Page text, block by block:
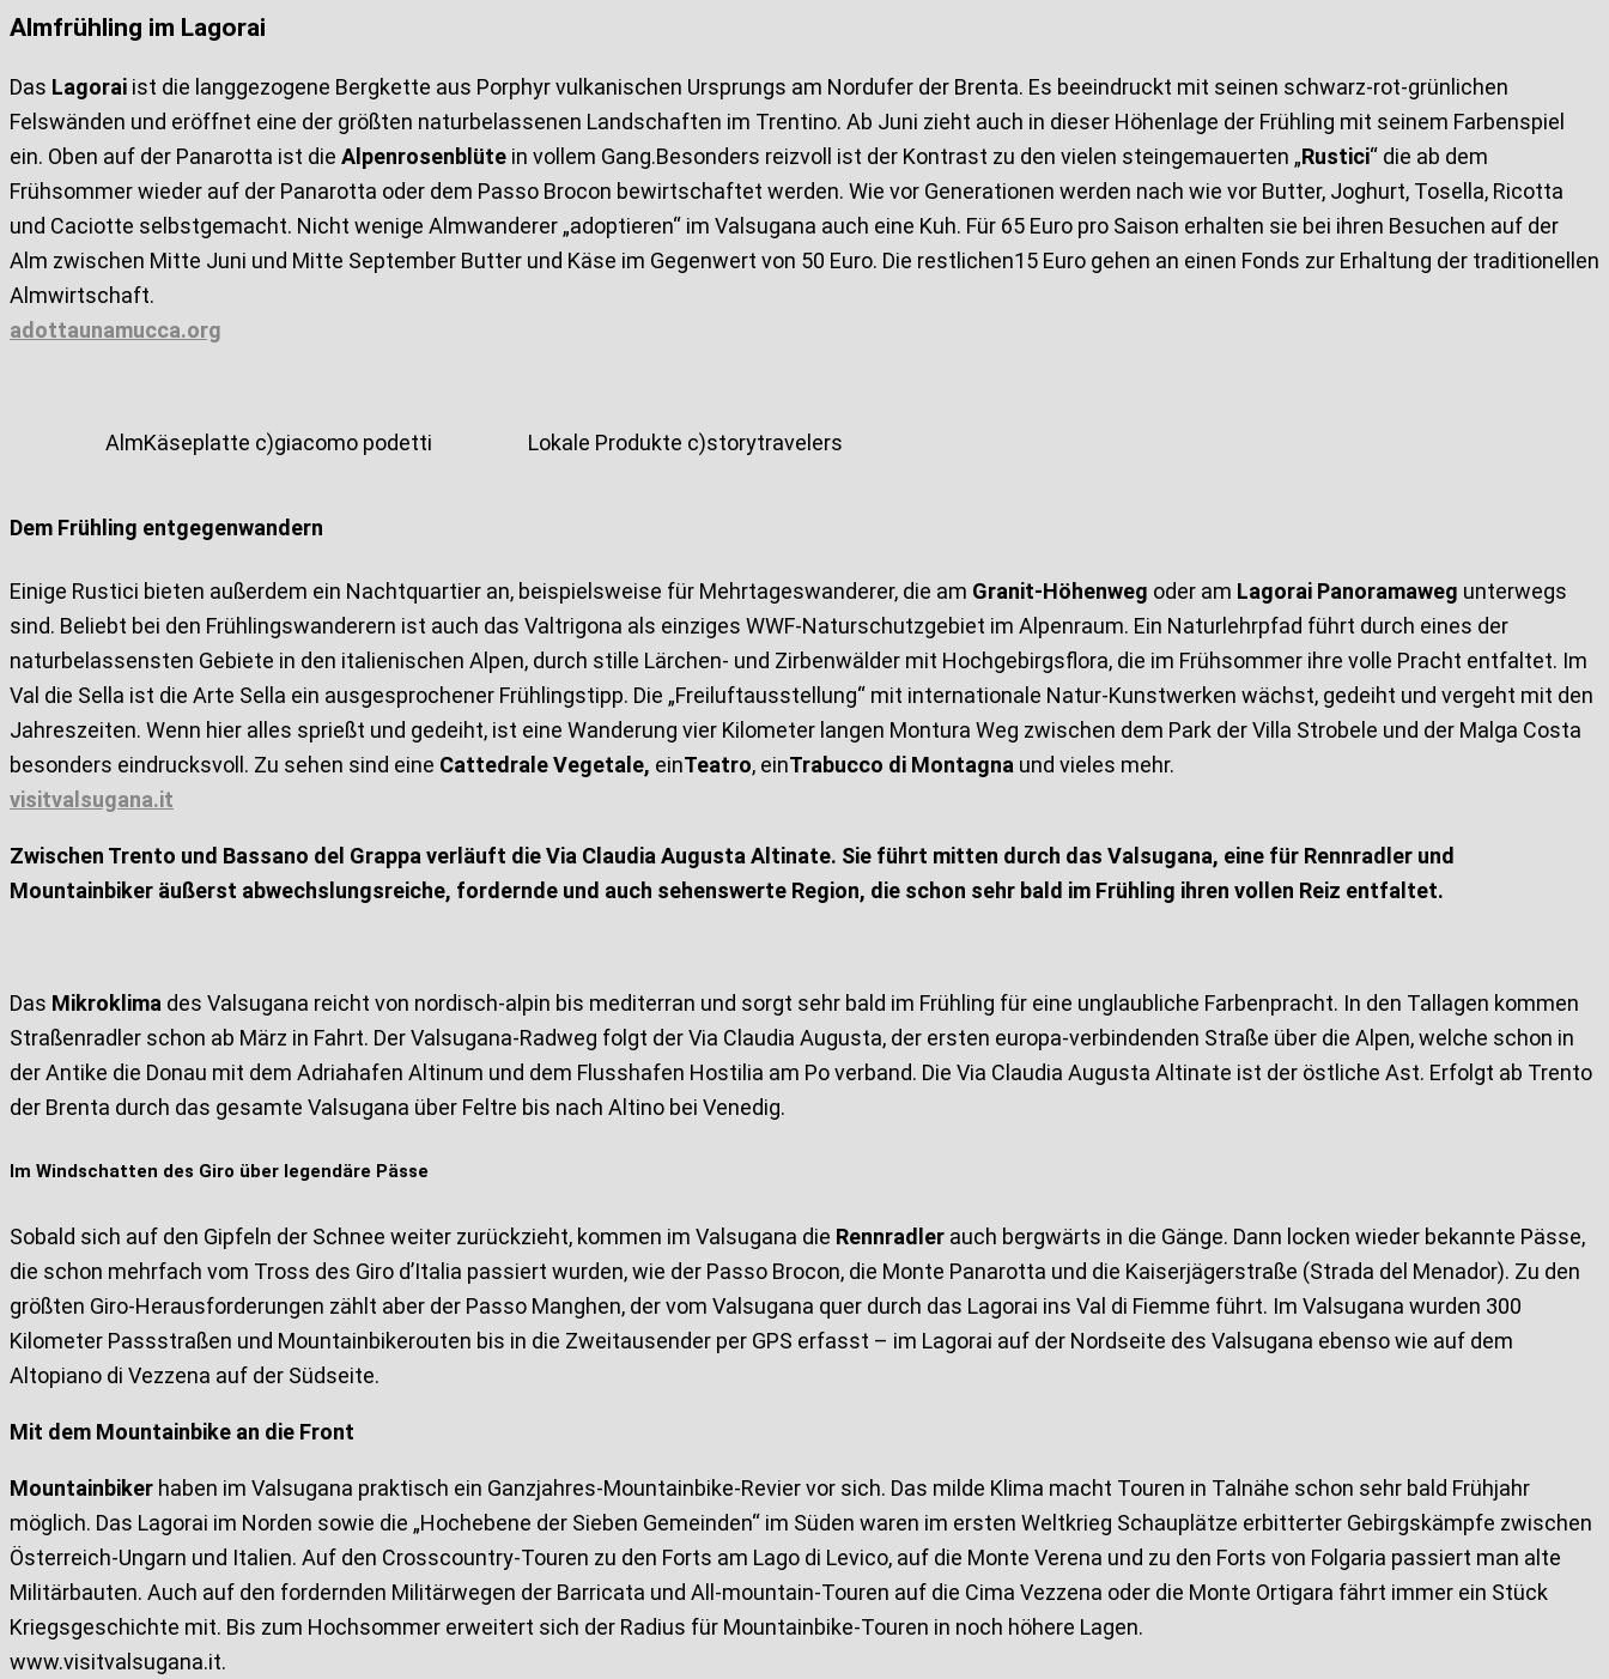
Almfrühling im Lagorai
Das Lagorai ist die langgezogene Bergkette aus Porphyr vulkanischen Ursprungs am Nordufer der Brenta. Es beeindruckt mit seinen schwarz-rot-grünlichen
Felswänden und eröffnet eine der größten naturbelassenen Landschaften im Trentino. Ab Juni zieht auch in dieser Höhenlage der Frühling mit seinem Farbenspiel
ein. Oben auf der Panarotta ist die Alpenrosenblüte in vollem Gang.Besonders reizvoll ist der Kontrast zu den vielen steingemauerten „Rustici“ die ab dem
Frühsommer wieder auf der Panarotta oder dem Passo Brocon bewirtschaftet werden. Wie vor Generationen werden nach wie vor Butter, Joghurt, Tosella, Ricotta
und Caciotte selbstgemacht. Nicht wenige Almwanderer „adoptieren“ im Valsugana auch eine Kuh. Für 65 Euro pro Saison erhalten sie bei ihren Besuchen auf der
Alm zwischen Mitte Juni und Mitte September Butter und Käse im Gegenwert von 50 Euro. Die restlichen15 Euro gehen an einen Fonds zur Erhaltung der traditionellen
Almwirtschaft.
adottaunamucca.org
AlmKäseplatte c)giacomo podetti Lokale Produkte c)storytravelers
Dem Frühling entgegenwandern
Einige Rustici bieten außerdem ein Nachtquartier an, beispielsweise für Mehrtageswanderer, die am Granit-Höhenweg oder am Lagorai Panoramaweg unterwegs
sind. Beliebt bei den Frühlingswanderern ist auch das Valtrigona als einziges WWF-Naturschutzgebiet im Alpenraum. Ein Naturlehrpfad führt durch eines der
naturbelassensten Gebiete in den italienischen Alpen, durch stille Lärchen- und Zirbenwälder mit Hochgebirgsflora, die im Frühsommer ihre volle Pracht entfaltet. Im
Val die Sella ist die Arte Sella ein ausgesprochener Frühlingstipp. Die „Freiluftausstellung“ mit internationale Natur-Kunstwerken wächst, gedeiht und vergeht mit den
Jahreszeiten. Wenn hier alles sprießt und gedeiht, ist eine Wanderung vier Kilometer langen Montura Weg zwischen dem Park der Villa Strobele und der Malga Costa
besonders eindrucksvoll. Zu sehen sind eine Cattedrale Vegetale, einTeatro, einTrabucco di Montagna und vieles mehr.
visitvalsugana.it
Zwischen Trento und Bassano del Grappa verläuft die Via Claudia Augusta Altinate. Sie führt mitten durch das Valsugana, eine für Rennradler und
Mountainbiker äußerst abwechslungsreiche, fordernde und auch sehenswerte Region, die schon sehr bald im Frühling ihren vollen Reiz entfaltet.
Das Mikroklima des Valsugana reicht von nordisch-alpin bis mediterran und sorgt sehr bald im Frühling für eine unglaubliche Farbenpracht. In den Tallagen kommen
Straßenradler schon ab März in Fahrt. Der Valsugana-Radweg folgt der Via Claudia Augusta, der ersten europa-verbindenden Straße über die Alpen, welche schon in
der Antike die Donau mit dem Adriahafen Altinum und dem Flusshafen Hostilia am Po verband. Die Via Claudia Augusta Altinate ist der östliche Ast. Erfolgt ab Trento
der Brenta durch das gesamte Valsugana über Feltre bis nach Altino bei Venedig.
Im Windschatten des Giro über legendäre Pässe
Sobald sich auf den Gipfeln der Schnee weiter zurückzieht, kommen im Valsugana die Rennradler auch bergwärts in die Gänge. Dann locken wieder bekannte Pässe,
die schon mehrfach vom Tross des Giro d’Italia passiert wurden, wie der Passo Brocon, die Monte Panarotta und die Kaiserjägerstraße (Strada del Menador). Zu den
größten Giro-Herausforderungen zählt aber der Passo Manghen, der vom Valsugana quer durch das Lagorai ins Val di Fiemme führt. Im Valsugana wurden 300
Kilometer Passstraßen und Mountainbikerouten bis in die Zweitausender per GPS erfasst – im Lagorai auf der Nordseite des Valsugana ebenso wie auf dem
Altopiano di Vezzena auf der Südseite.
Mit dem Mountainbike an die Front
Mountainbiker haben im Valsugana praktisch ein Ganzjahres-Mountainbike-Revier vor sich. Das milde Klima macht Touren in Talnähe schon sehr bald Frühjahr
möglich. Das Lagorai im Norden sowie die „Hochebene der Sieben Gemeinden“ im Süden waren im ersten Weltkrieg Schauplätze erbitterter Gebirgskämpfe zwischen
Österreich-Ungarn und Italien. Auf den Crosscountry-Touren zu den Forts am Lago di Levico, auf die Monte Verena und zu den Forts von Folgaria passiert man alte
Militärbauten. Auch auf den fordernden Militärwegen der Barricata und All-mountain-Touren auf die Cima Vezzena oder die Monte Ortigara fährt immer ein Stück
Kriegsgeschichte mit. Bis zum Hochsommer erweitert sich der Radius für Mountainbike-Touren in noch höhere Lagen.
www.visitvalsugana.it.